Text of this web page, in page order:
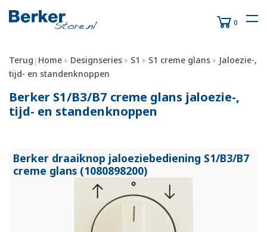
0
Terug | Home Designseries S1 S1 creme glans
Jaloezie-,
tijd- en standenknoppen
Berker S1/B3/B7 creme glans jaloezie-,
tijd- en standenknoppen
Berker draaiknop jaloeziebediening S1/B3/B7
creme glans (1080898200)